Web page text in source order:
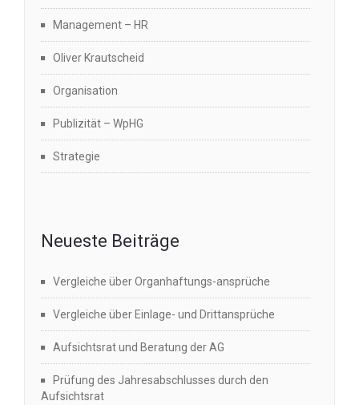
Management – HR
Oliver Krautscheid
Organisation
Publizität – WpHG
Strategie
Neueste Beiträge
Vergleiche über Organhaftungs-ansprüche
Vergleiche über Einlage- und Drittansprüche
Aufsichtsrat und Beratung der AG
Prüfung des Jahresabschlusses durch den
Aufsichtsrat